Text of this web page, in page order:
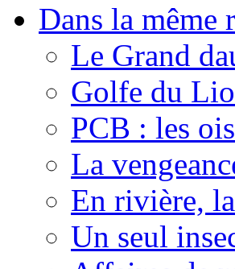
Dans la même
Le Grand
Golfe du
PCB : les
La
En rivière,
Un seul